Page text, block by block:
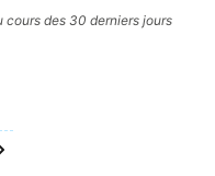
cours des 30 derniers jours